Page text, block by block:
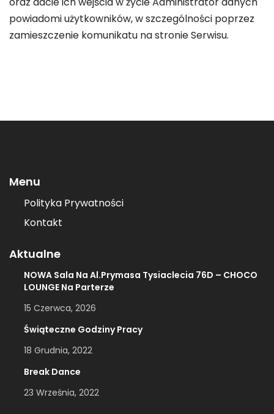
powiadomi użytkowników, w szczególności poprzez
zamieszczenie komunikatu na stronie Serwisu.
Menu
Polityka Prywatności
Kontakt
Aktualne
NOWA Sala Na Al.Prymasa Tysiaclecia 76D – CHOCO
LOUNGE Na Parterze
15 Czerwca, 2026
Świąteczne Godziny Pracy
18 Grudnia, 2022
Break Dance
23 Września, 2022